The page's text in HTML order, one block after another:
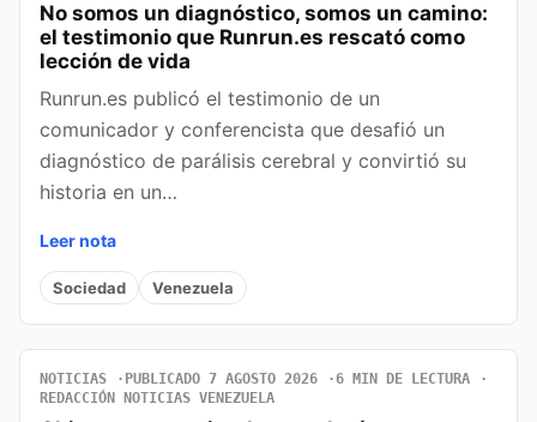
No somos un diagnóstico, somos un camino:
el testimonio que Runrun.es rescató como
lección de vida
Runrun.es publicó el testimonio de un
comunicador y conferencista que desafió un
diagnóstico de parálisis cerebral y convirtió su
historia en un…
Leer nota
Sociedad Venezuela
NOTICIAS PUBLICADO 7 AGOSTO 2026
6 MIN DE LECTURA
REDACCIÓN NOTICIAS VENEZUELA